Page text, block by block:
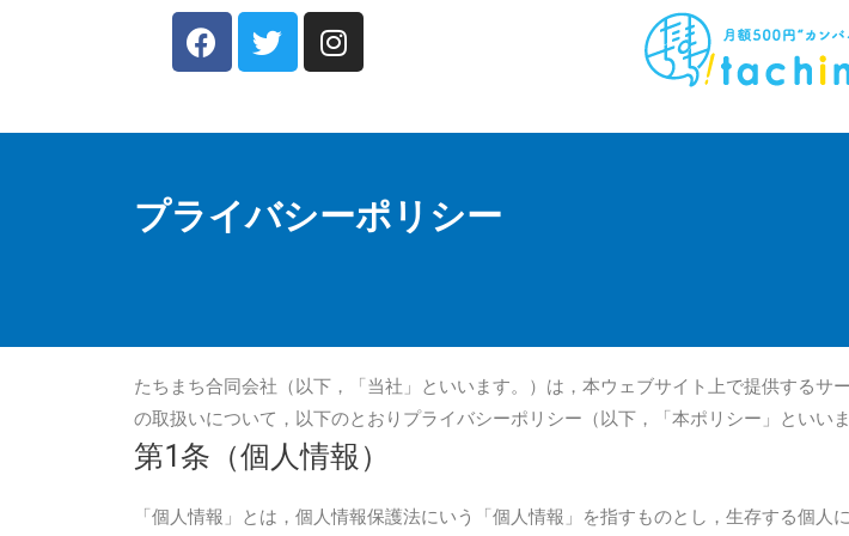
プライバシーポリシー
たちまち合同会社（以下，「当社」といいます。）は，本ウェブサイト上で提供する
の取扱いについて，以下のとおりプライバシーポリシー（以下，「本ポリシー」といい
第1条（個人情報）
「個人情報」とは，個人情報保護法にいう「個人情報」を指すものとし，生存する個